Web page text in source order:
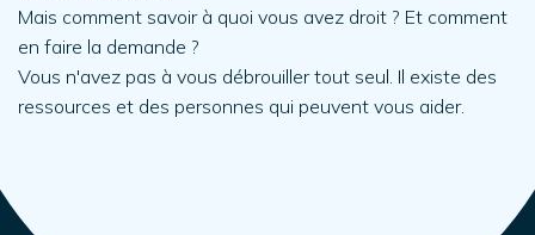
Mais comment savoir à quoi vous avez droit ? Et comment
en faire la demande ?
Vous n'avez pas à vous débrouiller tout seul. Il existe des
ressources et des personnes qui peuvent vous aider.